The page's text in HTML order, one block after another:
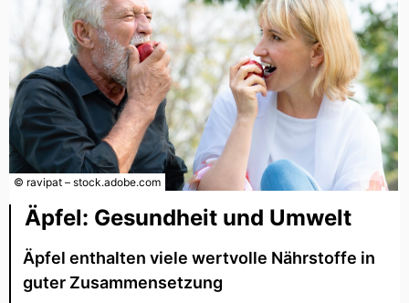
© ravipat – stock.adobe.com
Äpfel: Gesundheit und Umwelt
Äpfel enthalten viele wertvolle Nährstoffe in
guter Zusammensetzung